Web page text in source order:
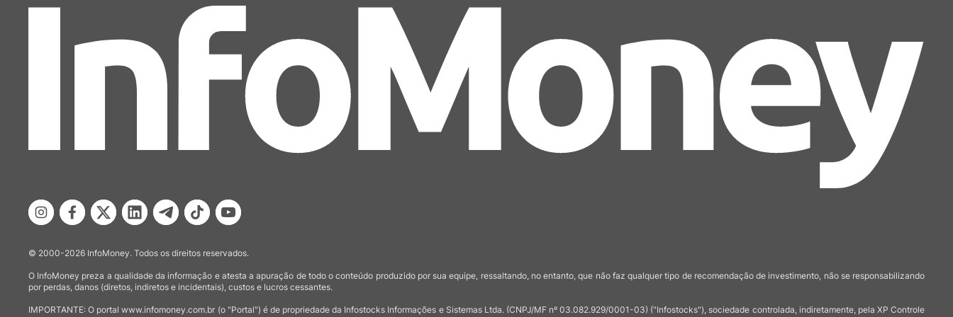
© 2000-2026 InfoMoney. Todos os direitos reservados.
O InfoMoney preza a qualidade da informação e atesta a apuração de todo o conteúdo produzido por sua equipe, ressaltando, no entanto, que não faz qualquer tipo de recomendação de investimento, não se responsabilizando
por perdas, danos (diretos, indiretos e incidentais), custos e lucros cessantes.
IMPORTANTE: O portal www.infomoney.com.br (o "Portal") é de propriedade da Infostocks Informações e Sistemas Ltda. (CNPJ/MF nº 03.082.929/0001-03) ("Infostocks"), sociedade controlada, indiretamente, pela XP Controle